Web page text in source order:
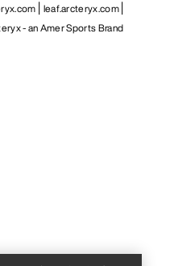
leaf.arcteryx.com
- an Amer Sports Brand